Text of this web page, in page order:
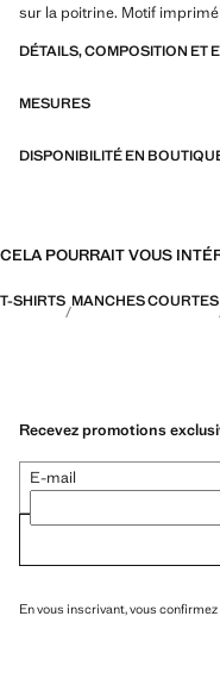
sur la poitrine. Motif
DÉTAILS, COMPOSITION ET
MESURES
DISPONIBILITÉ EN
CELA POURRAIT VOUS
T-SHIRTS MANCHES COURTES
Recevez promotions
E-mail
En vous inscrivant, vous confirmez